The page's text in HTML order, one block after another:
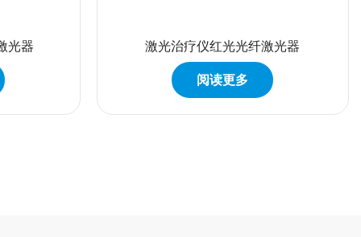
光器 激光治疗仪红光光纤激光器
阅读更多